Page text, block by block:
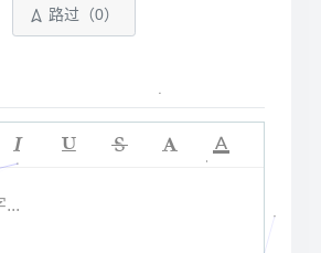
路过（0）
...